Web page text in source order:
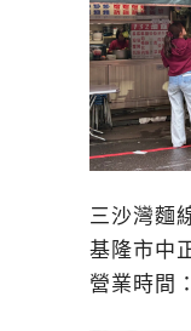
三沙灣麵
基隆市中
營業時間